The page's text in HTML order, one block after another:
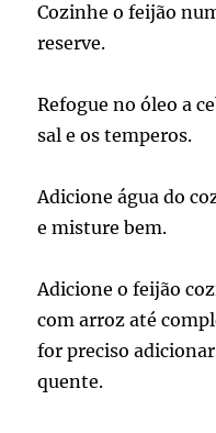
Cozinhe o feijão
reserve.
Refogue no óleo a
sal e os temperos.
Adicione água do
e misture bem.
Adicione o feijão
com arroz até
for preciso
quente.